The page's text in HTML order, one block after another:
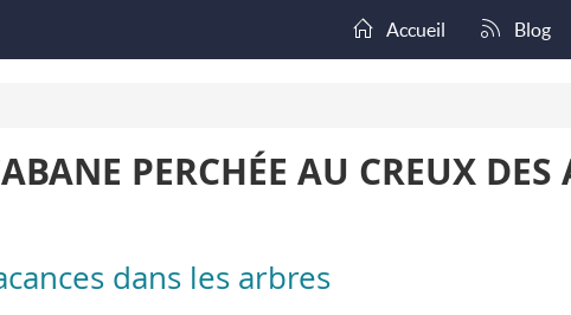
Accueil Blog
PERCHÉE AU CREUX DES
dans les arbres